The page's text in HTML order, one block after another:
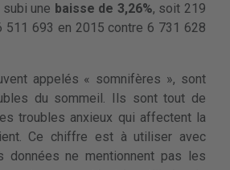
une baisse de 3,26%, soit 219
511 693 en 2015 contre 6 731 628
appelés « somnifères », sont
du sommeil. Ils sont tout de
troubles anxieux qui affectent la
Ce chiffre est à utiliser avec
données ne mentionnent pas les